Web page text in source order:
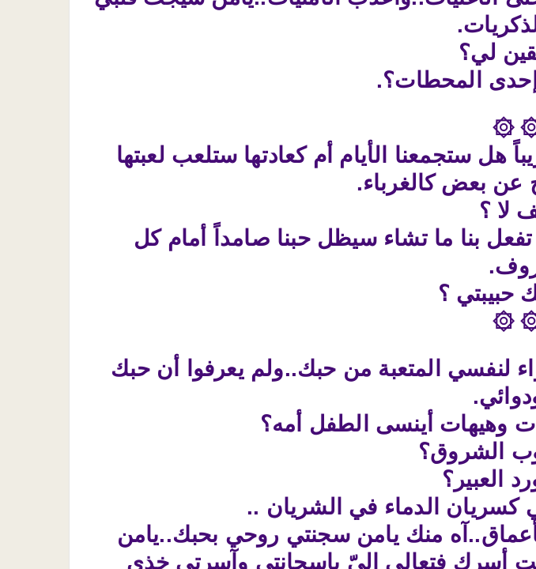
لي؟
إحدى المحطات؟.
۞
هل ستجمعنا الأيام أم كعادتها ستلعب لعبتها
عن بعض كالغرباء.
لا ؟
بنا ما تشاء سيظل حبنا صامداً أمام كل
حبيبتي ؟
۞
لنفسي المتعبة من حبك..ولم يعرفوا أن حبك
وهيهات أينسى الطفل أمه؟
الشروق؟
العبير؟
الدماء في الشريان ..
منك يامن سجنتي روحي بحبك..يامن
أسرك فتعالي إليّ ياسجانتي وآسرتي خذي